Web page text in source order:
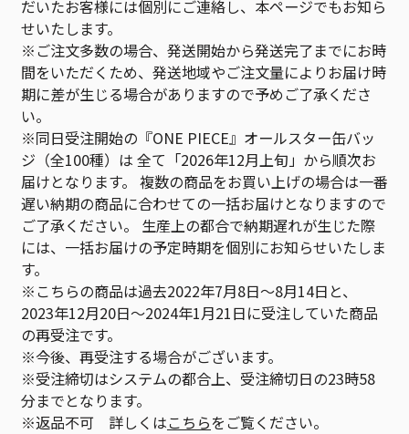
だいたお客様には個別にご連絡し、本ページでもお知ら
せいたします。
※ご注文多数の場合、発送開始から発送完了までにお時
間をいただくため、発送地域やご注文量によりお届け時
期に差が生じる場合がありますので予めご了承くださ
い。
※同日受注開始の『ONE PIECE』オールスター缶バッ
ジ（全100種）は 全て「2026年12月上旬」から順次お
届けとなります。 複数の商品をお買い上げの場合は一番
遅い納期の商品に合わせての一括お届けとなりますので
ご了承ください。 生産上の都合で納期遅れが生じた際
には、一括お届けの予定時期を個別にお知らせいたしま
す。
※こちらの商品は過去2022年7月8日～8月14日と、
2023年12月20日～2024年1月21日に受注していた商品
の再受注です。
※今後、再受注する場合がございます。
※受注締切はシステムの都合上、受注締切日の23時58
分までとなります。
※返品不可 詳しくはこちらをご覧ください。